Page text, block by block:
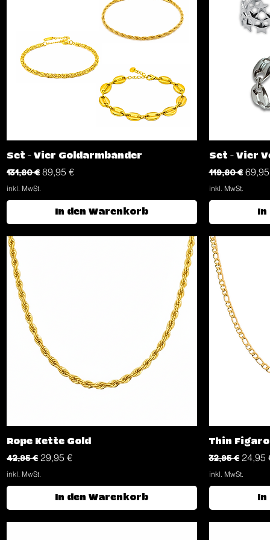
Schnellansicht
Set - Vier Goldarmbänder
Standardpreis
131,80 € Sale-Preis
89,95 €
inkl. MwSt.
In den Warenkorb
Set - Vier
Standardpreis
119,80 € Sale-
inkl. MwSt.
In
Schnellansicht
Rope Kette Gold
Standardpreis
42,95 € Sale-Preis
29,95 €
inkl. MwSt.
In den Warenkorb
Thin
Standardpreis
32,95 € Sale-
24,95
inkl. MwSt.
In